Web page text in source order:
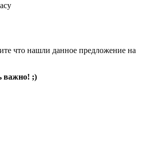
что нашли данное предложение на
важно! ;)